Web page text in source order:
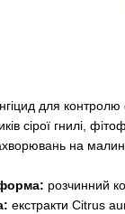
для контролю
сірої гнилі,
на
розчинний
екстракти Citrus